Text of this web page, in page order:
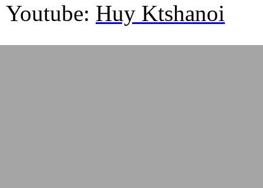
Youtube: Huy Ktshanoi